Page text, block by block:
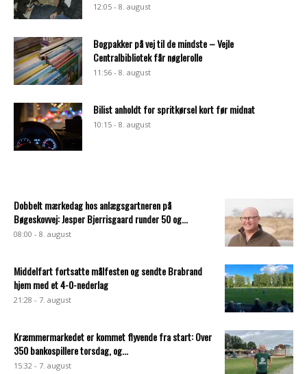
12:05 - 8. august
Bogpakker på vej til de mindste – Vejle
Centralbibliotek får nøglerolle
11:56 - 8. august
Bilist anholdt for spritkørsel kort før midnat
10:15 - 8. august
Dobbelt mærkedag hos anlægsgartneren på
Bøgeskovvej: Jesper Bjerrisgaard runder 50 og...
08:00 - 8. august
Middelfart fortsatte målfesten og sendte Brabrand
hjem med et 4-0-nederlag
21:28 - 7. august
Kræmmermarkedet er kommet flyvende fra start: Over
350 bankospillere torsdag, og...
15:32 - 7. august